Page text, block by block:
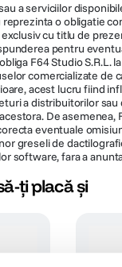
a serviciilor
reprezinta o obligatie
cu titlu de
pentru
F64 Studio S.R.L.
comercializate de
acest lucru fiind
a distribuitorilor
De asemenea,
eventuale
greseli de
software, fara a
ți placă și